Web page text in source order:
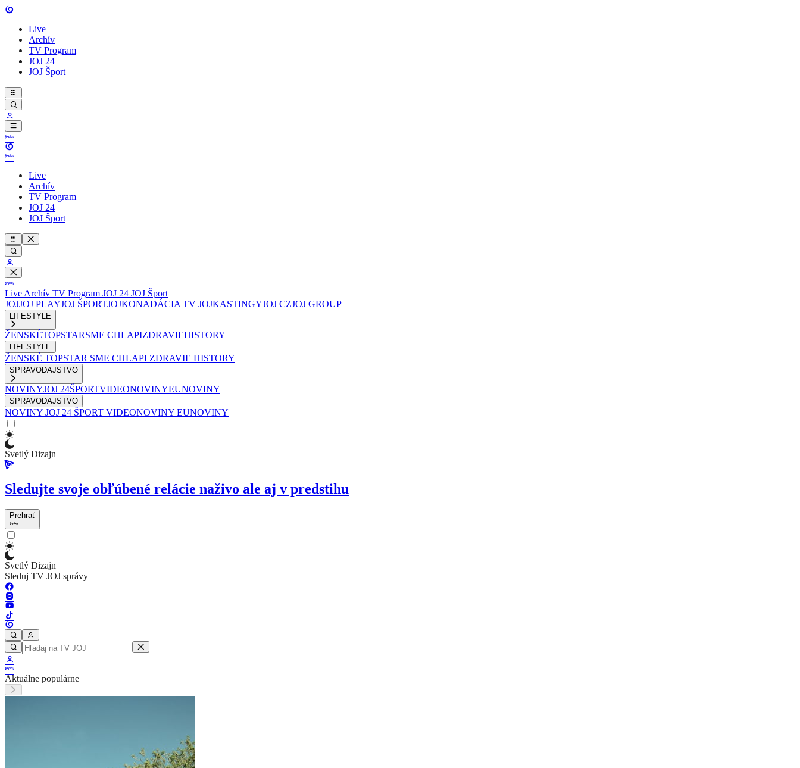
Live
Archív
TV Program
JOJ 24
JOJ Šport
Live
Archív
TV Program
JOJ 24
JOJ Šport
Live Archív TV Program JOJ 24 JOJ Šport
JOJJOJ PLAYJOJ ŠPORTJOJKONADÁCIA TV JOJKASTINGYJOJ CZJOJ GROUP
LIFESTYLE
ŽENSKÉTOPSTARSME CHLAPIZDRAVIEHISTORY
LIFESTYLE
ŽENSKÉ TOPSTAR SME CHLAPI ZDRAVIE HISTORY
SPRAVODAJSTVO
NOVINYJOJ 24ŠPORTVIDEONOVINYEUNOVINY
SPRAVODAJSTVO
NOVINY JOJ 24 ŠPORT VIDEONOVINY EUNOVINY
Svetlý Dizajn
Sledujte svoje obľúbené relácie naživo ale aj v predstihu
Prehrať
Svetlý Dizajn
Sleduj TV JOJ správy
Aktuálne populárne